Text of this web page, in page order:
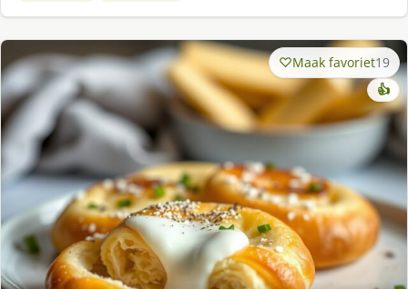
Maak favoriet19
👍